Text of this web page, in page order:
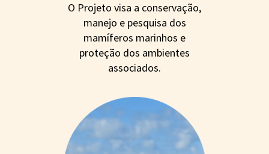
O Projeto visa a conservação,
manejo e pesquisa dos
mamíferos marinhos e
proteção dos ambientes
associados.